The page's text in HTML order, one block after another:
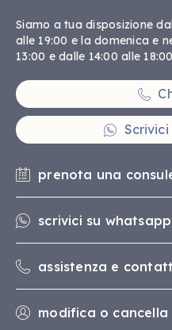
Siamo a tua disposizione
alle 19:00 e la domenica e
13:00 e dalle 14:00 alle
Scrivici
prenota una
scrivici su whatsapp
assistenza e
modifica o